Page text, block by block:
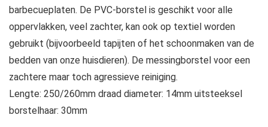
barbecueplaten. De PVC-borstel is geschikt voor alle
oppervlakken, veel zachter, kan ook op textiel worden
gebruikt (bijvoorbeeld tapijten of het schoonmaken van de
bedden van onze huisdieren). De messingborstel voor een
zachtere maar toch agressieve reiniging.
Lengte: 250/260mm draad diameter: 14mm uitsteeksel
borstelhaar: 30mm